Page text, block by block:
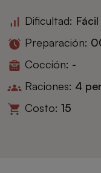
Dificultad: Fácil
Preparación:
Cocción: -
Raciones: 4
Costo: 15